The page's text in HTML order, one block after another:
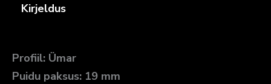
Kirjeldus
Profiil: Ümar
Puidu paksus: 19 mm